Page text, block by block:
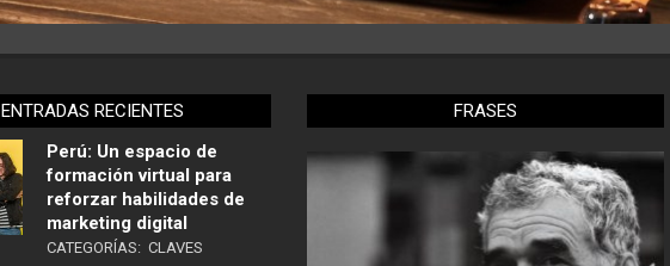
ENTRADAS RECIENTES
Perú: Un espacio de
formación virtual para
reforzar habilidades de
marketing digital
CATEGORÍAS: CLAVES
FRASES